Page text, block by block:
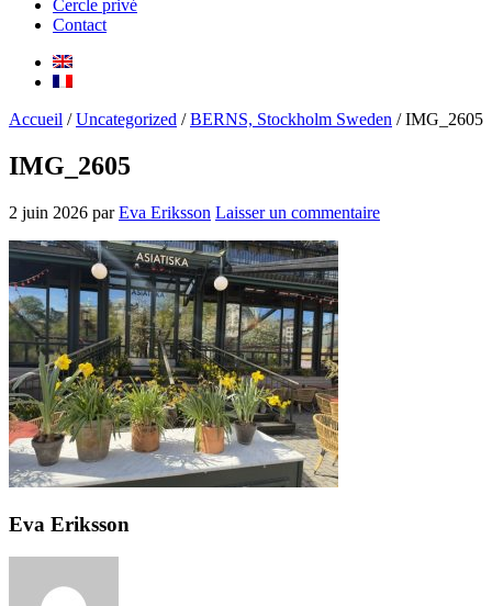
Cercle privé
Contact
Accueil /Uncategorized /BERNS, Stockholm Sweden / IMG_2605
IMG_2605
2 juin 2026 parEva Eriksson Laisser un commentaire
Eva Eriksson